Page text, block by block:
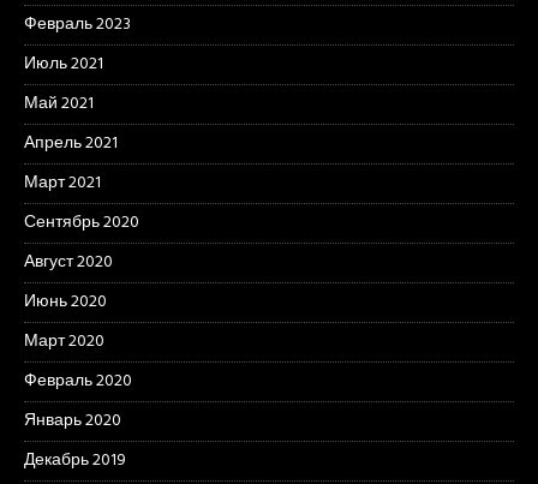
Февраль 2023
Июль 2021
Май 2021
Апрель 2021
Март 2021
Сентябрь 2020
Август 2020
Июнь 2020
Март 2020
Февраль 2020
Январь 2020
Декабрь 2019